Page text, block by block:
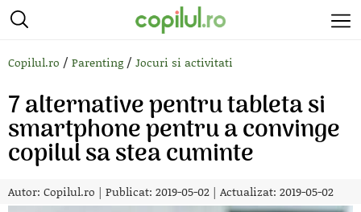
Copilul.ro / Parenting / Jocuri si activitati
7 alternative pentru tableta si
smartphone pentru a convinge
copilul sa stea cuminte
Autor: Copilul.ro | Publicat: 2019-05-02 | Actualizat: 2019-05-02